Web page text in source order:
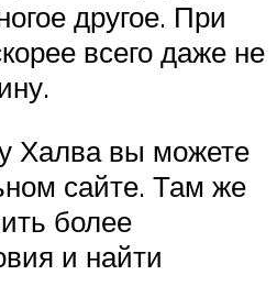
другое. При
всего даже не
Халва вы можете
сайте. Там же
более
и найти